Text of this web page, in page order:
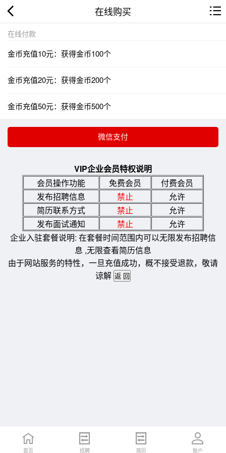
在线购买
在线付款
金币充值10元：获得金币100个
金币充值20元：获得金币200个
金币充值50元：获得金币500个
VIP企业会员特权说明
会员操作功能
免费会员
付费会员
发布招聘信息
禁止
允许
简历联系方式
禁止
允许
发布面试通知
禁止
允许
企业入驻套餐说明: 在套餐时间范围内可以无限发布招聘信
息 ,无限查看简历信息
由于网站服务的特性，一旦充值成功，概不接受退款，敬请
谅解
首页 招聘 简历 账户